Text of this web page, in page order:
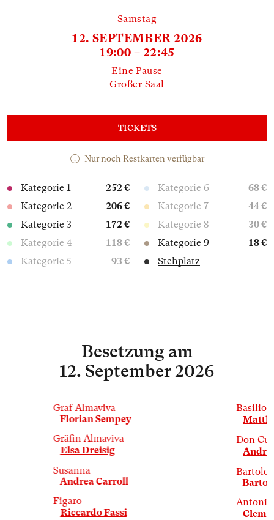
Samstag
12. SEPTEMBER 2026
19:00 – 22:45
Eine Pause
Großer Saal
TICKETS
Nur noch Restkarten verfügbar
Kategorie 1
252 €
Kategorie 2
206 €
Kategorie 3
172 €
Kategorie 4
118 €
Kategorie 5
93 €
Kategorie 6
68 €
Kategorie 7
44 €
Kategorie 8
30 €
Kategorie 9
18 €
Stehplatz
Besetzung am
12. September 2026
Graf Almaviva
Florian Sempey
Gräfin Almaviva
Elsa Dreisig
Susanna
Andrea Carroll
Figaro
Riccardo Fassi
Basilio
Don
Bartolo
Antonio